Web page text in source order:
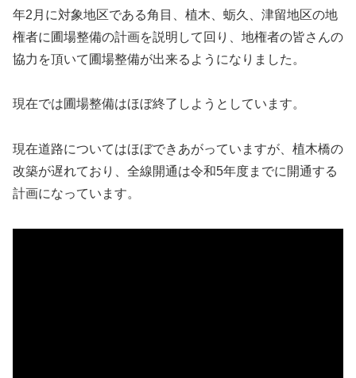
年2月に対象地区である角目、植木、蛎久、津留地区の地
権者に圃場整備の計画を説明して回り、地権者の皆さんの
協力を頂いて圃場整備が出来るようになりました。
現在では圃場整備はほぼ終了しようとしています。
現在道路についてはほぼできあがっていますが、植木橋の
改築が遅れており、全線開通は令和5年度までに開通する
計画になっています。